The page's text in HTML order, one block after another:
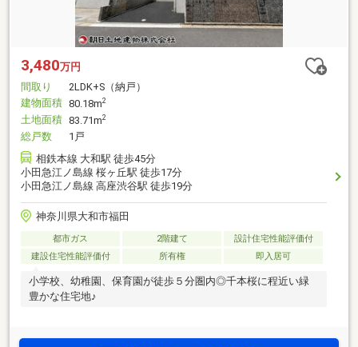
3,480万円
間取り
2LDK+S（納戸）
建物面積 80.18m2
土地面積 83.71m2
総戸数
1戸
相鉄本線 大和駅 徒歩45分
小田急江ノ島線 桜ヶ丘駅 徒歩17分
小田急江ノ島線 高座渋谷駅 徒歩19分
神奈川県大和市福田
都市ガス 2階建て
設計住宅性能評価付
建設住宅性能評価付
所有権 即入居可
小学校、幼稚園、保育園が徒歩５分圏内◎千本桜に程近い緑
豊かな住宅地♪